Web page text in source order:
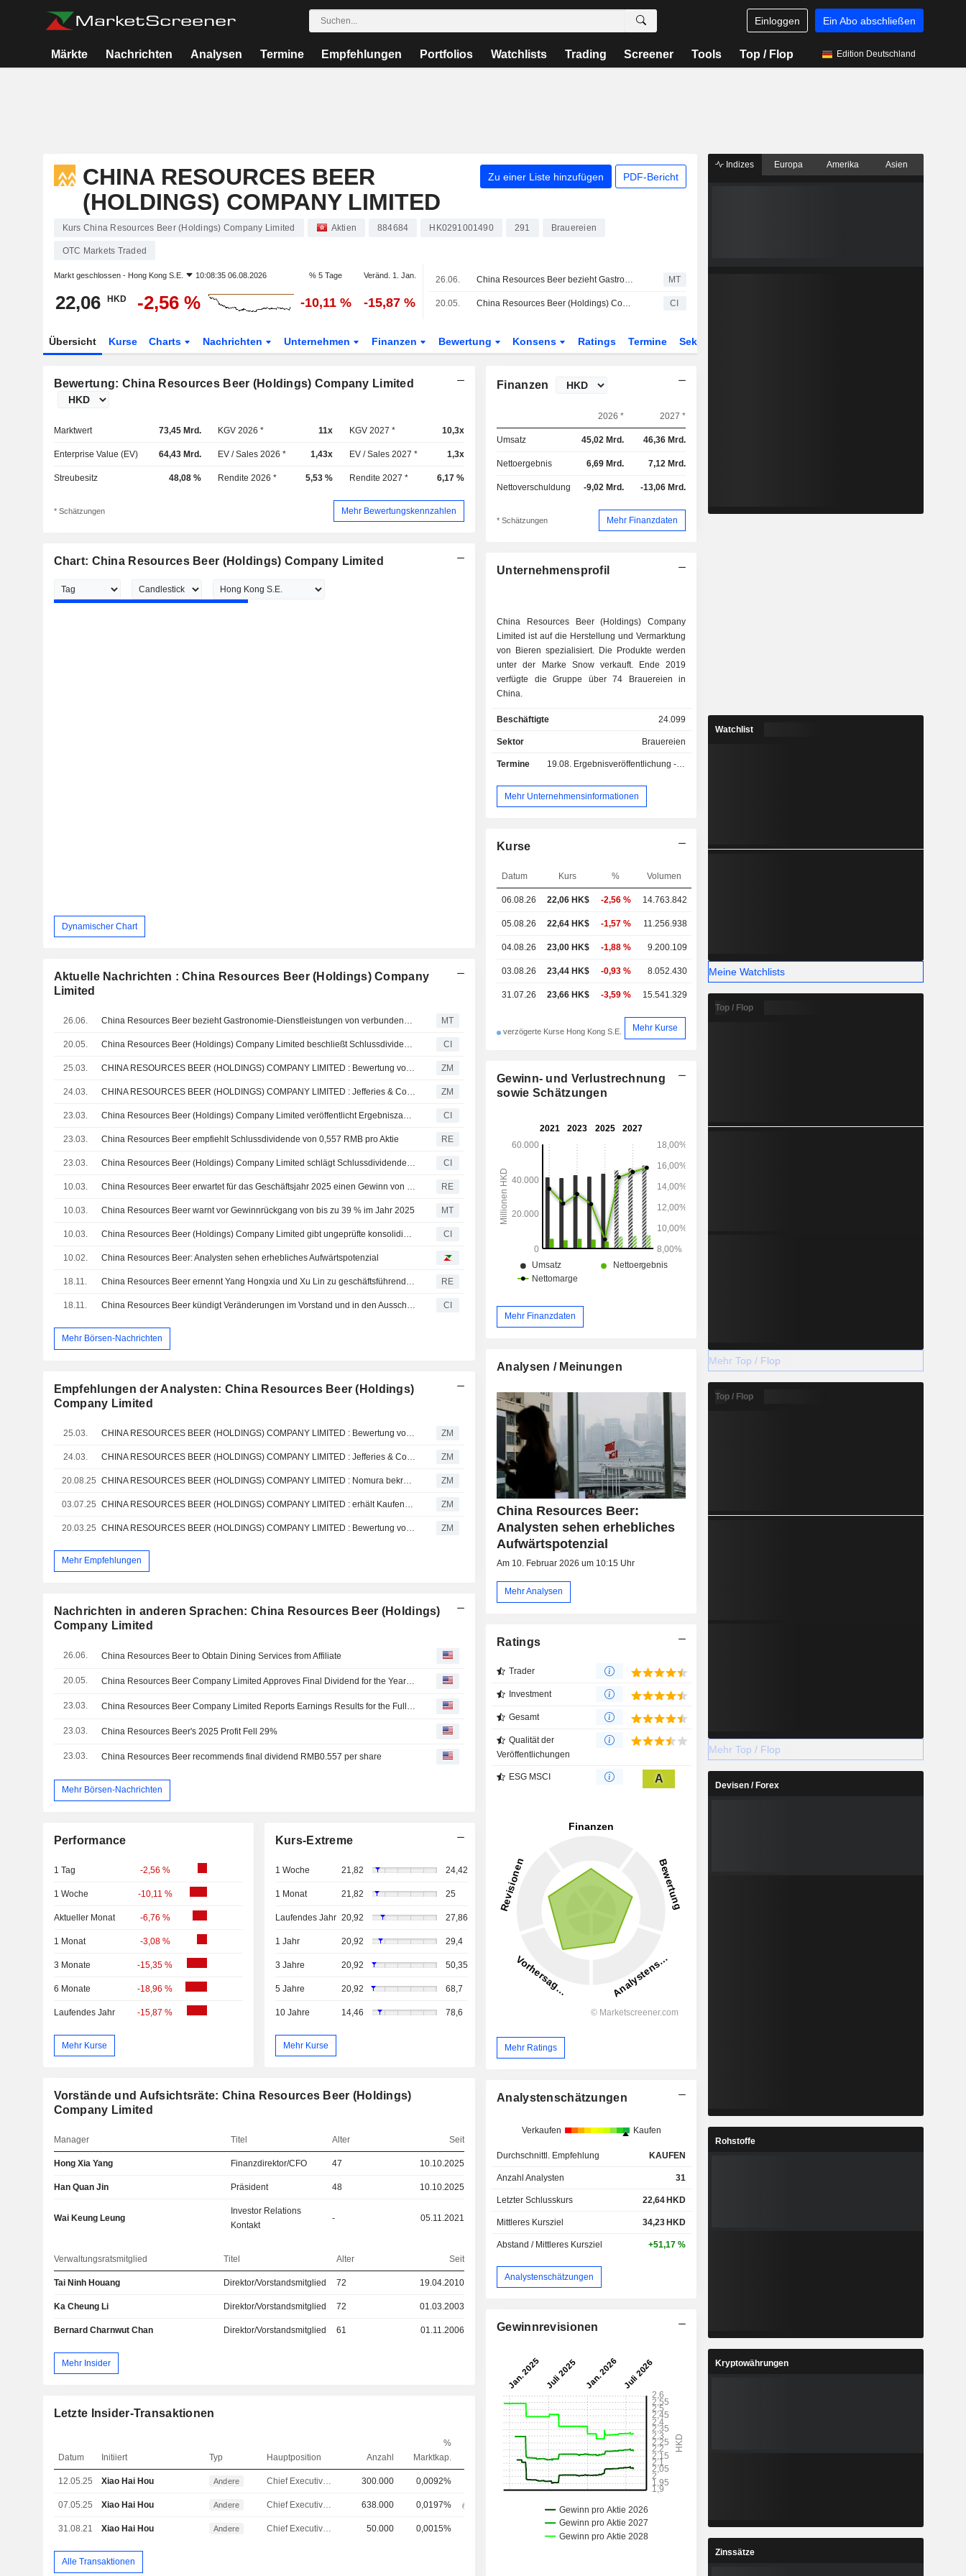
Einloggen Ein Abo abschließen
Märkte Nachrichten Analysen Termine Empfehlungen Portfolios Watchlists Trading Screener Tools Top / Flop Edition Deutschland
CHINA RESOURCES BEER
(HOLDINGS) COMPANY LIMITED
Zu einer Liste hinzufügen PDF-Bericht
Kurs China Resources Beer (Holdings) Company Limited Aktien 884684 HK0291001490 291 Brauereien
OTC Markets Traded
Markt geschlossen - Hong Kong S.E. 10:08:35 06.08.2026 % 5 Tage Veränd. 1. Jan.
22,06 HKD -2,56 % -10,11 % -15,87 %
26.06. China Resources Beer bezieht Gastronomie-Dienstleistungen von verbundenem Unternehmen MT
20.05. China Resources Beer (Holdings) Company Limited beschließt Schlussdividende für das Geschäftsjahr 2025, Zahlbar am 08. Juli 2026 CI
Übersicht Kurse Charts Nachrichten Unternehmen Finanzen Bewertung Konsens Ratings Termine Sektor
Bewertung: China Resources Beer (Holdings) Company Limited
Marktwert 73,45 Mrd. KGV 2026 * 11x KGV 2027 * 10,3x
Enterprise Value (EV) 64,43 Mrd. EV / Sales 2026 * 1,43x EV / Sales 2027 * 1,3x
Streubesitz 48,08 % Rendite 2026 * 5,53 % Rendite 2027 * 6,17 %
* Schätzungen Mehr Bewertungskennzahlen
Chart: China Resources Beer (Holdings) Company Limited
Dynamischer Chart
Aktuelle Nachrichten : China Resources Beer (Holdings) Company
Limited
26.06. China Resources Beer bezieht Gastronomie-Dienstleistungen von verbundenem Unternehmen MT
20.05. China Resources Beer (Holdings) Company Limited beschließt Schlussdividende für das Geschäftsjahr 2025, Zahlbar am 08. Juli 2026 CI
25.03. CHINA RESOURCES BEER (HOLDINGS) COMPANY LIMITED : Bewertung von Nomura kaufen ZM
24.03. CHINA RESOURCES BEER (HOLDINGS) COMPANY LIMITED : Jefferies & Co. behält die Bewertung Kaufen bei ZM
23.03. China Resources Beer (Holdings) Company Limited veröffentlicht Ergebniszahlen für das am 31. Dezember 2025 endende Geschäftsjahr CI
23.03. China Resources Beer empfiehlt Schlussdividende von 0,557 RMB pro Aktie RE
23.03. China Resources Beer (Holdings) Company Limited schlägt Schlussdividende für das am 31. Dezember 2025 endende Geschäftsjahr vor, zahlbar um den 8. Juli 2026 CI
10.03. China Resources Beer erwartet für das Geschäftsjahr 2025 einen Gewinn von 2.920 Mio. RMB bis 3.350 Mio. RMB RE
10.03. China Resources Beer warnt vor Gewinnrückgang von bis zu 39 % im Jahr 2025 MT
10.03. China Resources Beer (Holdings) Company Limited gibt ungeprüfte konsolidierte Gewinnprognose für das am 31. Dezember 2025 endende Geschäftsjahr bekannt CI
10.02. China Resources Beer: Analysten sehen erhebliches Aufwärtspotenzial
18.11. China Resources Beer ernennt Yang Hongxia und Xu Lin zu geschäftsführenden Direktoren RE
18.11. China Resources Beer kündigt Veränderungen im Vorstand und in den Ausschüssen zum 18. November 2025 an CI
Mehr Börsen-Nachrichten
Empfehlungen der Analysten: China Resources Beer (Holdings)
Company Limited
25.03. ZM
24.03. ZM
20.08.25 ZM
03.07.25 ZM
20.03.25 ZM
Mehr Empfehlungen
Nachrichten in anderen Sprachen: China Resources Beer (Holdings)
Company Limited
26.06. China Resources Beer to Obtain Dining Services from Affiliate
20.05.
23.03.
23.03. China Resources Beer's 2025 Profit Fell 29%
23.03. China Resources Beer recommends final dividend RMB0.557 per share
Mehr Börsen-Nachrichten
Performance
1 Tag -2,56 %
1 Woche -10,11 %
Aktueller Monat -6,76 %
1 Monat -3,08 %
3 Monate -15,35 %
6 Monate -18,96 %
Laufendes Jahr -15,87 %
Mehr Kurse
Kurs-Extreme
1 Woche 21,82 24,42
1 Monat 21,82 25
Laufendes Jahr 20,92 27,86
1 Jahr 20,92 29,4
3 Jahre 20,92 50,35
5 Jahre 20,92 68,7
10 Jahre 14,46 78,6
Mehr Kurse
Vorstände und Aufsichtsräte: China Resources Beer (Holdings)
Company Limited
Manager Titel Alter Seit
Hong Xia Yang Finanzdirektor/CFO 47 10.10.2025
Han Quan Jin Präsident 48 10.10.2025
Wai Keung Leung
Investor Relations
Kontakt
- 05.11.2021
Verwaltungsratsmitglied Titel Alter Seit
Tai Ninh Houang Direktor/Vorstandsmitglied 72 19.04.2010
Ka Cheung Li Direktor/Vorstandsmitglied 72 01.03.2003
Bernard Charnwut Chan Direktor/Vorstandsmitglied 61 01.11.2006
Mehr Insider
Letzte Insider-Transaktionen
Datum Initiiert Typ Hauptposition Anzahl
%
Marktkap.
12.05.25 Xiao Hai Hou Andere Chief Executive Officer (CEO) 300.000 0,0092%
07.05.25 Xiao Hai Hou Andere Chief Executive Officer (CEO) 638.000 0,0197%
31.08.21 Xiao Hai Hou Andere Chief Executive Officer (CEO) 50.000 0,0015%
Alle Transaktionen
Finanzen
2026 * 2027 *
Umsatz 45,02 Mrd. 46,36 Mrd.
Nettoergebnis 6,69 Mrd. 7,12 Mrd.
Nettoverschuldung -9,02 Mrd. -13,06 Mrd.
* Schätzungen Mehr Finanzdaten
Unternehmensprofil
China Resources Beer (Holdings) Company
Limited ist auf die Herstellung und Vermarktung
von Bieren spezialisiert. Die Produkte werden
unter der Marke Snow verkauft. Ende 2019
verfügte die Gruppe über 74 Brauereien in
China.
Beschäftigte 24.099
Sektor Brauereien
Termine 19.08. Ergebnisveröffentlichung - Q2 2026
Mehr Unternehmensinformationen
Kurse
Datum Kurs % Volumen
06.08.26 22,06HK$ -2,56 % 14.763.842
05.08.26 22,64 HK$ -1,57 % 11.256.938
04.08.26 23,00 HK$ -1,88 % 9.200.109
03.08.26 23,44 HK$ -0,93 % 8.052.430
31.07.26 23,66 HK$ -3,59 % 15.541.329
verzögerte Kurse Hong Kong S.E. Mehr Kurse
Gewinn- und Verlustrechnung
sowie Schätzungen
Mehr Finanzdaten
Analysen / Meinungen
China Resources Beer:
Analysten sehen erhebliches
Aufwärtspotenzial
Am 10. Februar 2026 um 10:15 Uhr
Mehr Analysen
Ratings
Trader
Investment
Gesamt
Qualität der
Veröffentlichungen
ESG MSCI A
Mehr Ratings
Analystenschätzungen
Verkaufen Kaufen
Durchschnittl. Empfehlung KAUFEN
Anzahl Analysten 31
Letzter Schlusskurs 22,64 HKD
Mittleres Kursziel 34,23 HKD
Abstand / Mittleres Kursziel +51,17 %
Analystenschätzungen
Gewinnrevisionen
Indizes Europa Amerika Asien
Watchlist
Meine Watchlists
Top / Flop
Mehr Top / Flop
Top / Flop
Mehr Top / Flop
Devisen / Forex
Rohstoffe
Kryptowährungen
Zinssätze